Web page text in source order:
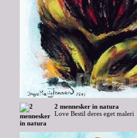
2 mennesker in natura
Love Bestil deres eget maleri